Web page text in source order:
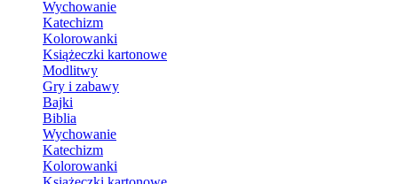
Wychowanie
Katechizm
Kolorowanki
Książeczki kartonowe
Modlitwy
Gry i zabawy
Bajki
Biblia
Wychowanie
Katechizm
Kolorowanki